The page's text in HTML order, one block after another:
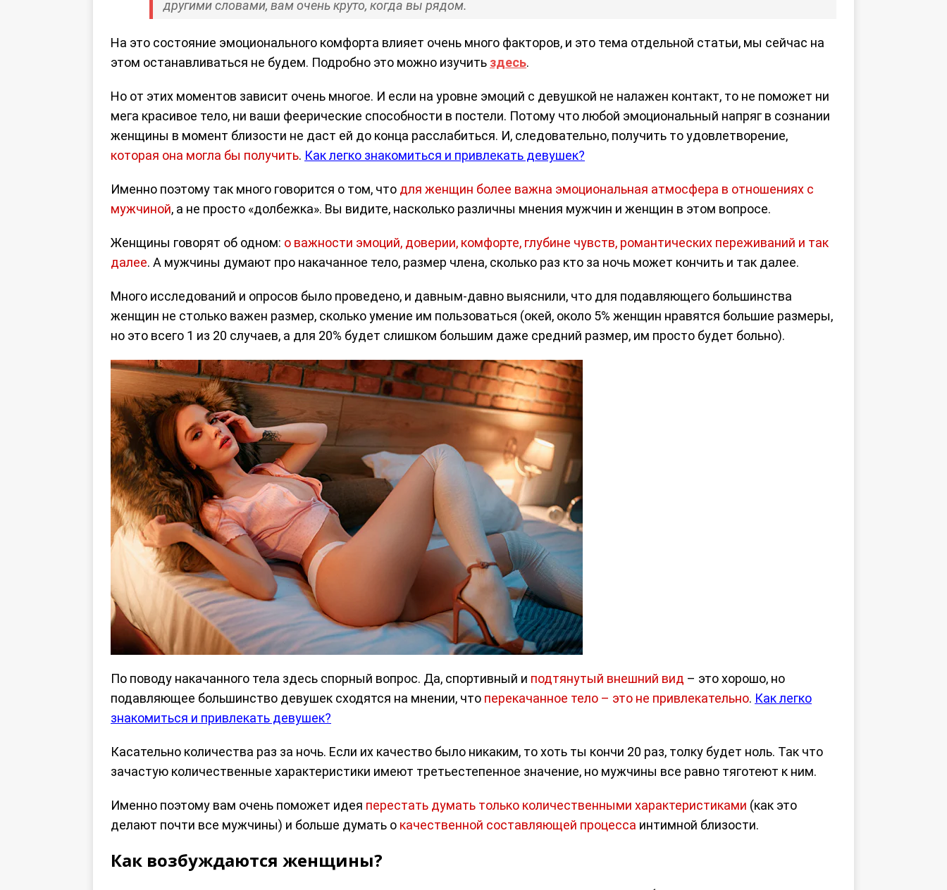
другими словами, вам очень круто, когда вы рядом.
На это состояние эмоционального комфорта влияет очень много факторов, и это тема отдельной статьи, мы сейчас на
этом останавливаться не будем. Подробно это можно изучить здесь.
Но от этих моментов зависит очень многое. И если на уровне эмоций с девушкой не налажен контакт, то не поможет ни
мега красивое тело, ни ваши феерические способности в постели. Потому что любой эмоциональный напряг в сознании
женщины в момент близости не даст ей до конца расслабиться. И, следовательно, получить то удовлетворение,
которая она могла бы получить. Как легко знакомиться и привлекать девушек?
Именно поэтому так много говорится о том, что для женщин более важна эмоциональная атмосфера в отношениях с
мужчиной, а не просто «долбежка». Вы видите, насколько различны мнения мужчин и женщин в этом вопросе.
Женщины говорят об одном: о важности эмоций, доверии, комфорте, глубине чувств, романтических переживаний и так
далее. А мужчины думают про накачанное тело, размер члена, сколько раз кто за ночь может кончить и так далее.
Много исследований и опросов было проведено, и давным-давно выяснили, что для подавляющего большинства
женщин не столько важен размер, сколько умение им пользоваться (окей, около 5% женщин нравятся большие размеры,
но это всего 1 из 20 случаев, а для 20% будет слишком большим даже средний размер, им просто будет больно).
По поводу накачанного тела здесь спорный вопрос. Да, спортивный и подтянутый внешний вид – это хорошо, но
подавляющее большинство девушек сходятся на мнении, что перекачанное тело – это не привлекательно. Как легко
знакомиться и привлекать девушек?
Касательно количества раз за ночь. Если их качество было никаким, то хоть ты кончи 20 раз, толку будет ноль. Так что
зачастую количественные характеристики имеют третьестепенное значение, но мужчины все равно тяготеют к ним.
Именно поэтому вам очень поможет идея перестать думать только количественными характеристиками (как это
делают почти все мужчины) и больше думать о качественной составляющей процесса интимной близости.
Как возбуждаются женщины?